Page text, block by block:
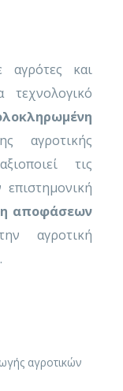
αγρότες και
τεχνολογικό
αγροτικής
τις
αποφάσεων
αγροτική
αγροτικών